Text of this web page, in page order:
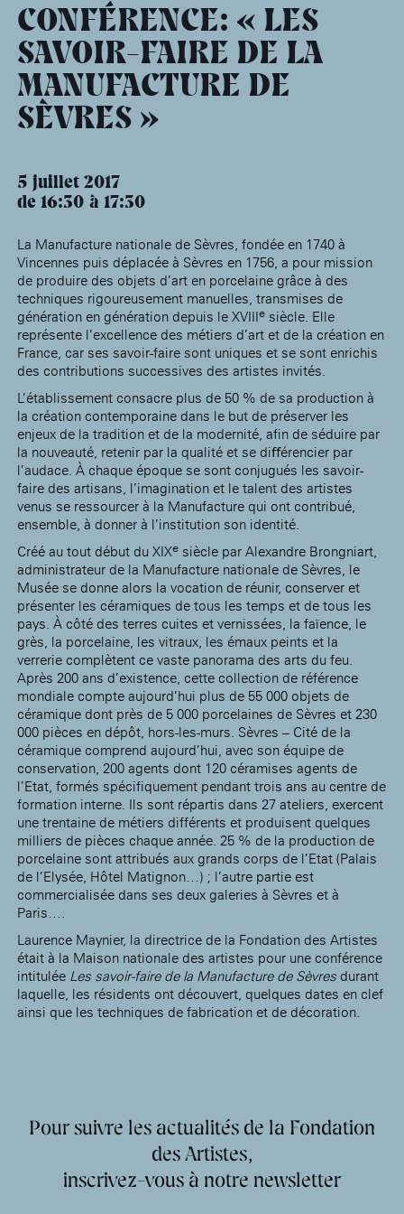
CONFÉRENCE: « LES
SAVOIR-FAIRE DE LA
MANUFACTURE DE
SÈVRES »
5 juillet 2017
de 16:30
17:30
La Manufacture nationale de Sèvres, fondée en 1740 à
Vincennes puis déplacée à Sèvres en 1756, a pour mission
de produire des objets d’art en porcelaine grâce à des
techniques rigoureusement manuelles, transmises de
génération en génération depuis le XVIIIe siècle. Elle
représente l’excellence des métiers d’art et de la création en
France, car ses savoir-faire sont uniques et se sont enrichis
des contributions successives des artistes invités.
L’établissement consacre plus de 50 % de sa production à
la création contemporaine dans le but de préserver les
enjeux de la tradition et de la modernité, afin de séduire par
la nouveauté, retenir par la qualité et se diﬀérencier par
l’audace. À chaque époque se sont conjugués les savoir-
faire des artisans, l’imagination et le talent des artistes
venus se ressourcer à la Manufacture qui ont contribué,
ensemble, à donner à l’institution son identité.
Créé au tout début du XIXe siècle par Alexandre Brongniart,
administrateur de la Manufacture nationale de Sèvres, le
Musée se donne alors la vocation de réunir, conserver et
présenter les céramiques de tous les temps et de tous les
pays. À côté des terres cuites et vernissées, la faïence, le
grès, la porcelaine, les vitraux, les émaux peints et la
verrerie complètent ce vaste panorama des arts du feu.
Après 200 ans d’existence, cette collection de référence
mondiale compte aujourd’hui plus de 55 000 objets de
céramique dont près de 5 000 porcelaines de Sèvres et 230
000 pièces en dépôt, hors-les-murs. Sèvres – Cité de la
céramique comprend aujourd’hui, avec son équipe de
conservation, 200 agents dont 120 céramises agents de
l’Etat, formés spécifiquement pendant trois ans au centre de
formation interne. Ils sont répartis dans 27 ateliers, exercent
une trentaine de métiers différents et produisent quelques
milliers de pièces chaque année. 25 % de la production de
porcelaine sont attribués aux grands corps de l’Etat (Palais
de l’Elysée, Hôtel Matignon…) ; l’autre partie est
commercialisée dans ses deux galeries à Sèvres et à
Paris….
Laurence Maynier, la directrice de la Fondation des Artistes
était à la Maison nationale des artistes pour une conférence
intitulée Les savoir-faire de la Manufacture de Sèvres durant
laquelle, les résidents ont découvert, quelques dates en clef
ainsi que les techniques de fabrication et de décoration.
Pour suivre les actualités de la Fondation
des Artistes,
inscrivez-vous à notre newsletter
âge, à laMaison nationale
des artistes(EHPAD)
Rotonde Balzac de l’Hôtel
Salomon de Rothschild
Jardin public de l’Hôtel
Salomon de Rothschild